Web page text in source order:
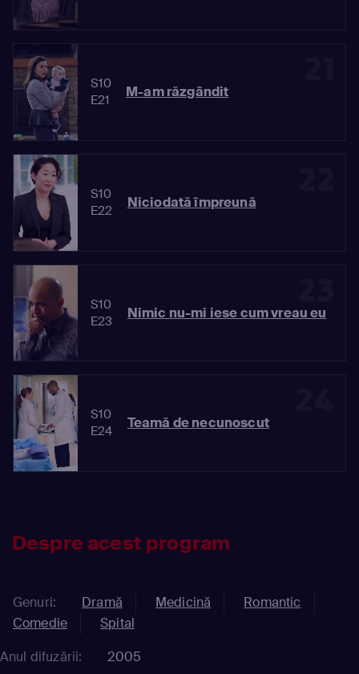
S10
E21
M-am răzgândit
S10
E22
Niciodată împreună
S10
E23
Nimic nu-mi iese cum vreau eu
S10
E24
Teamă de necunoscut
Despre acest program
Genuri: Dramă Medicină
Romantic
Comedie
Spital
Anul difuzării:
2005